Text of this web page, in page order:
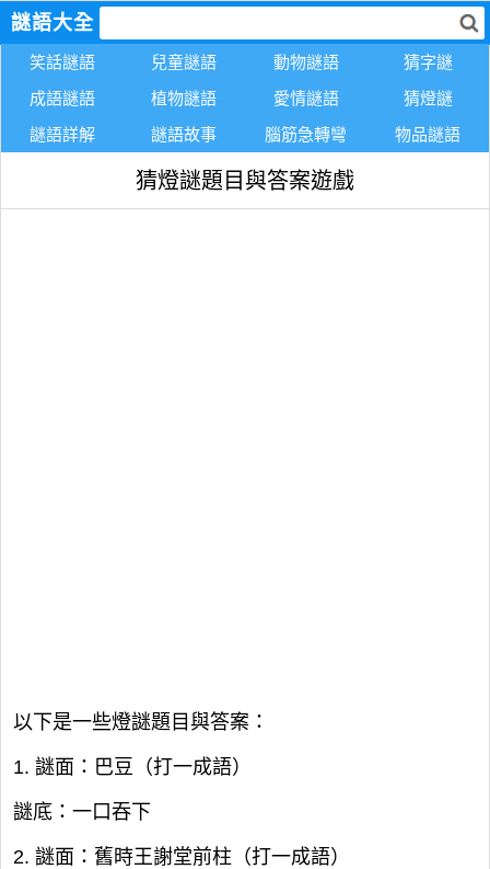
謎語大全
笑話謎語 兒童謎語 動物謎語
猜字謎
成語謎語
植物謎語 愛情謎語
猜燈謎
謎語詳解
謎語故事 腦筋急轉彎 物品謎語
猜燈謎題目與答案遊戲
以下是一些燈謎題目與答案：
1. 謎面：巴豆（打一成語）
謎底：一口吞下
2. 謎面：舊時王謝堂前柱（打一成語）